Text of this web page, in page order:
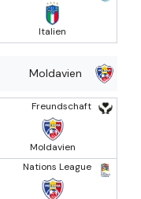
Italien
Moldavien
Freundschaft
Moldavien
Nations League